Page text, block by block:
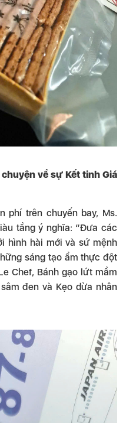
về sự Kết tinh Giá
phí trên chuyến bay, Ms.
tầng ý nghĩa: “Đưa các
hình hài mới và sứ mệnh
sáng tạo ẩm thực đột
Chef, Bánh gạo lứt mầm
đen và Kẹo dừa nhân